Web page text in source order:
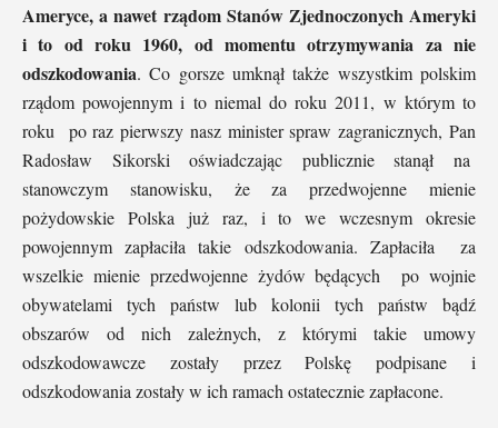
Ameryce, a nawet rządom Stanów Zjednoczonych Ameryki
i to od roku 1960, od momentu otrzymywania za nie
odszkodowania. Co gorsze umknął także wszystkim polskim
rządom powojennym i to niemal do roku 2011, w którym to
roku po raz pierwszy nasz minister spraw zagranicznych, Pan
Radosław Sikorski oświadczając publicznie stanął na
stanowczym stanowisku, że za przedwojenne mienie
pożydowskie Polska już raz, i to we wczesnym okresie
powojennym zapłaciła takie odszkodowania. Zapłaciła za
wszelkie mienie przedwojenne żydów będących po wojnie
obywatelami tych państw lub kolonii tych państw bądź
obszarów od nich zależnych, z którymi takie umowy
odszkodowawcze zostały przez Polskę podpisane i
odszkodowania zostały w ich ramach ostatecznie zapłacone.